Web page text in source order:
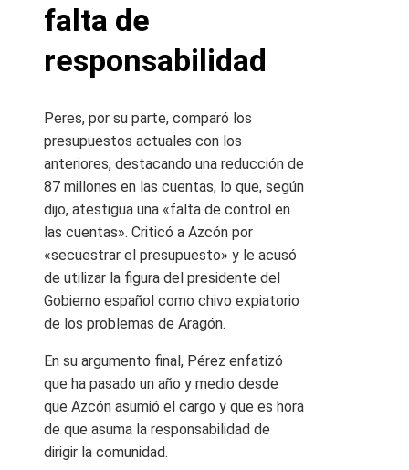
falta de
responsabilidad
Peres, por su parte, comparó los
presupuestos actuales con los
anteriores, destacando una reducción de
87 millones en las cuentas, lo que, según
dijo, atestigua una «falta de control en
las cuentas». Criticó a Azcón por
«secuestrar el presupuesto» y le acusó
de utilizar la figura del presidente del
Gobierno español como chivo expiatorio
de los problemas de Aragón.
En su argumento final, Pérez enfatizó
que ha pasado un año y medio desde
que Azcón asumió el cargo y que es hora
de que asuma la responsabilidad de
dirigir la comunidad.